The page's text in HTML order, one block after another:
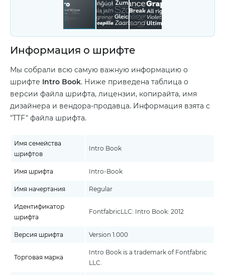
Информация о шрифте
Мы собрали всю самую важную информацию о
шрифте Intro Book. Ниже приведена таблица о
версии файла шрифта, лицензии, копирайта, имя
дизайнера и вендора-продавца. Информация взята с
"TTF" файла шрифта.
Имя семейства
шрифтов
Intro Book
Имя шрифта Intro-Book
Имя начертания Regular
Идентификатор
шрифта
FontfabricLLC: Intro Book: 2012
Версия шрифта Version 1.000
Торговая марка
Intro Book is a trademark of Fontfabric
LLC.